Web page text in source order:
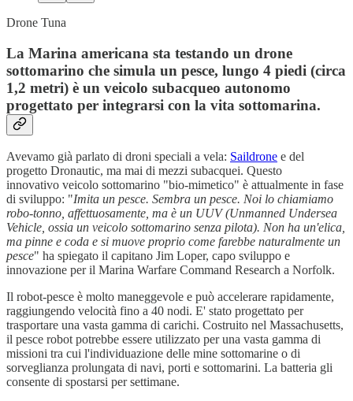
Drone Tuna
La Marina americana sta testando un drone
sottomarino che simula un pesce, lungo 4 piedi (circa
1,2 metri) è un veicolo subacqueo autonomo
progettato per integrarsi con la vita sottomarina.
Avevamo già parlato di droni speciali a vela: Saildrone e del
progetto Dronautic, ma mai di mezzi subacquei. Questo
innovativo veicolo sottomarino "bio-mimetico" è attualmente in fase
di sviluppo: "Imita un pesce. Sembra un pesce. Noi lo chiamiamo
robo-tonno, affettuosamente, ma è un UUV (Unmanned Undersea
Vehicle, ossia un veicolo sottomarino senza pilota). Non ha un'elica,
ma pinne e coda e si muove proprio come farebbe naturalmente un
pesce" ha spiegato il capitano Jim Loper, capo sviluppo e
innovazione per il Marina Warfare Command Research a Norfolk.
Il robot-pesce è molto maneggevole e può accelerare rapidamente,
raggiungendo velocità fino a 40 nodi. E' stato progettato per
trasportare una vasta gamma di carichi. Costruito nel Massachusetts,
il pesce robot potrebbe essere utilizzato per una vasta gamma di
missioni tra cui l'individuazione delle mine sottomarine o di
sorveglianza prolungata di navi, porti e sottomarini. La batteria gli
consente di spostarsi per settimane.